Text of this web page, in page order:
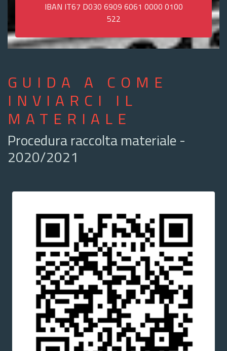
IBAN IT67 D030 6909 6061 0000 0100
522
GUIDA A COME
INVIARCI IL
MATERIALE
Procedura raccolta materiale -
2020/2021